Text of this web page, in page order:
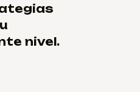
nivel.